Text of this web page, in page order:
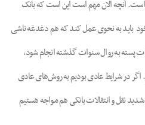
آنچه الان مهم است این است که بانک
باید به نحوی عمل کند که هم دغدغه ناشی
پسته به روال سنوات گذشته انجام شود،
در شرایط عادی بودیم به روش‌های عادی
نقل و انتقالات بانکی هم مواجه هستیم